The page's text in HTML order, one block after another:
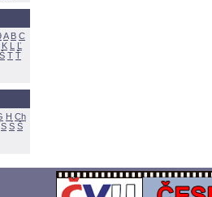
A B C
K L
Ľ
T Ť
H Ch
S Ś